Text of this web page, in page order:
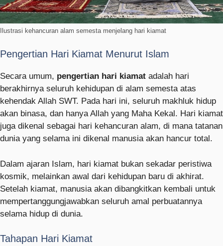
Ilustrasi kehancuran alam semesta menjelang hari kiamat
Pengertian Hari Kiamat Menurut Islam
Secara umum, pengertian hari kiamat adalah hari
berakhirnya seluruh kehidupan di alam semesta atas
kehendak Allah SWT. Pada hari ini, seluruh makhluk hidup
akan binasa, dan hanya Allah yang Maha Kekal. Hari kiamat
juga dikenal sebagai hari kehancuran alam, di mana tatanan
dunia yang selama ini dikenal manusia akan hancur total.
Dalam ajaran Islam, hari kiamat bukan sekadar peristiwa
kosmik, melainkan awal dari kehidupan baru di akhirat.
Setelah kiamat, manusia akan dibangkitkan kembali untuk
mempertanggungjawabkan seluruh amal perbuatannya
selama hidup di dunia.
Tahapan Hari Kiamat